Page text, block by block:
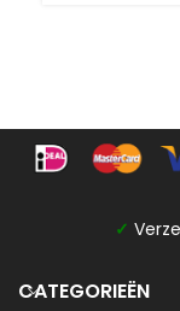
✓
CATEGORIEËN